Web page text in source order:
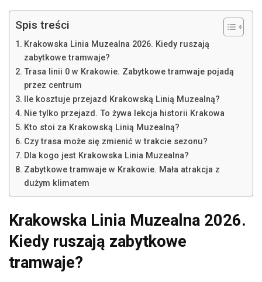
Spis treści
Krakowska Linia Muzealna 2026. Kiedy ruszają
zabytkowe tramwaje?
Trasa linii 0 w Krakowie. Zabytkowe tramwaje pojadą
przez centrum
Ile kosztuje przejazd Krakowską Linią Muzealną?
Nie tylko przejazd. To żywa lekcja historii Krakowa
Kto stoi za Krakowską Linią Muzealną?
Czy trasa może się zmienić w trakcie sezonu?
Dla kogo jest Krakowska Linia Muzealna?
Zabytkowe tramwaje w Krakowie. Mała atrakcja z
dużym klimatem
Krakowska Linia Muzealna 2026.
Kiedy ruszają zabytkowe
tramwaje?